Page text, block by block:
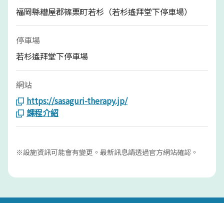
福岡縣糟屋郡篠栗町若杉（若杉遙拜堂下停車場）
停車場
若杉遙拜堂下停車場
網站
https://sasaguri-therapy.jp/
課程介紹
※設施資訊可能會有變更。最新訊息請透過官方網站確認。